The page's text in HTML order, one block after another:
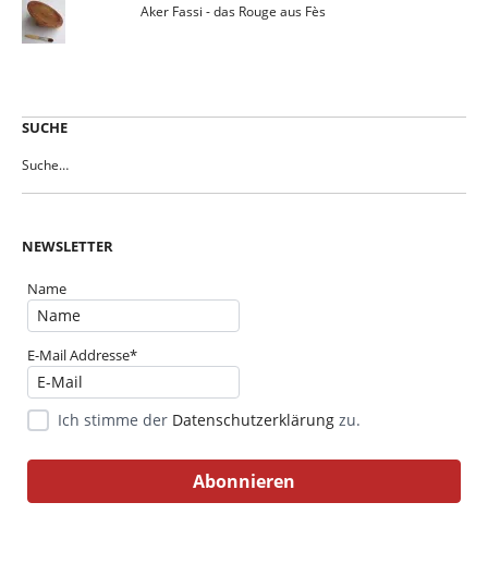
Aker Fassi - das Rouge aus Fès
SUCHE
NEWSLETTER
Name
E-Mail Addresse*
Ich stimme der Datenschutzerklärung zu.